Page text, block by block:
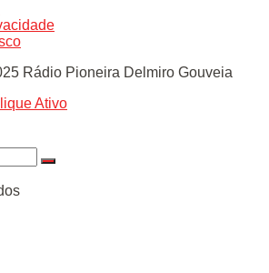
Rádio Pioneira Delmiro Gouveia
Ativo